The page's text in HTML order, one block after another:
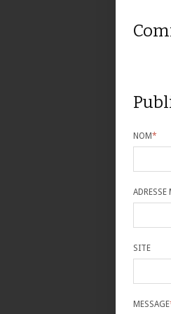
NOM*
ADRESSE
SITE
MESSAGE